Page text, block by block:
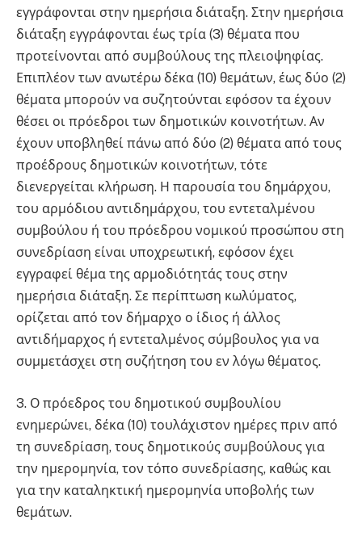
εγγράφονται στην ημερήσια διάταξη. Στην ημερήσια
διάταξη εγγράφονται έως τρία (3) θέματα που
προτείνονται από συμβούλους της πλειοψηφίας.
Επιπλέον των ανωτέρω δέκα (10) θεμάτων, έως δύο (2)
θέματα μπορούν να συζητούνται εφόσον τα έχουν
θέσει οι πρόεδροι των δημοτικών κοινοτήτων. Αν
έχουν υποβληθεί πάνω από δύο (2) θέματα από τους
προέδρους δημοτικών κοινοτήτων, τότε
διενεργείται κλήρωση. Η παρουσία του δημάρχου,
του αρμόδιου αντιδημάρχου, του εντεταλμένου
συμβούλου ή του πρόεδρου νομικού προσώπου στη
συνεδρίαση είναι υποχρεωτική, εφόσον έχει
εγγραφεί θέμα της αρμοδιότητάς τους στην
ημερήσια διάταξη. Σε περίπτωση κωλύματος,
ορίζεται από τον δήμαρχο ο ίδιος ή άλλος
αντιδήμαρχος ή εντεταλμένος σύμβουλος για να
συμμετάσχει στη συζήτηση του εν λόγω θέματος.
3. Ο πρόεδρος του δημοτικού συμβουλίου
ενημερώνει, δέκα (10) τουλάχιστον ημέρες πριν από
τη συνεδρίαση, τους δημοτικούς συμβούλους για
την ημερομηνία, τον τόπο συνεδρίασης, καθώς και
για την καταληκτική ημερομηνία υποβολής των
θεμάτων.